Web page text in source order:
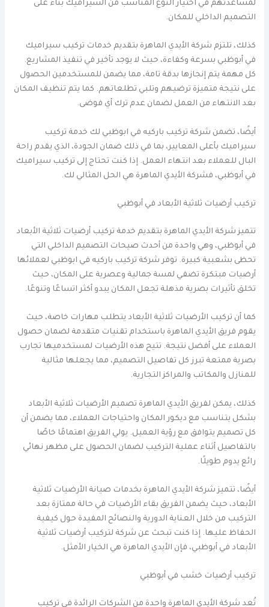
لمساعدتهم في اختيار النوع المناسب من السيراميك بناءً على
التصميم الداخلي للمكان.
كذلك، تلتزم شركة الأيدي الماهرة بتقديم خدمات تركيب سيراميك
في أبوظبي بسرعة وكفاءة، حيث لا يوجد تأخير في تنفيذ المشاريع.
كل مهمة يتم إنجازها بدقة تامة، مما يضمن للمستخدمين الحصول
على نتيجة متميزة ترضيهم وتلبي تطلعاتهم. كما يتم تنظيف المكان
بعد الانتهاء من العمل لضمان عدم ترك أي فوضى.
أيضًا، تضمن شركة تركيب باركيه في ابوظبي لك خدمة تركيب
سيراميك بأعلى المعايير، بما في ذلك ضمان الجودة، الذي يقدم راحة
البال للعملاء بعد انتهاء العمل. إذا كنت تحتاج إلى تركيب سيراميك
في أبوظبي، فشركة الأيدي الماهرة هي الحل المثالي لك.
تركيب أرضيات ثلاثية الأبعاد في أبوظبي
تتميز شركة الأيدي الماهرة بتقديم خدمة تركيب أرضيات ثلاثية الأبعاد
في أبوظبي، وهي واحدة من أحدث صيحات التصميم الداخلي التي
تحظى بشعبية كبيرة. توفر شركة تركيب باركيه في ابوظبي لعملائها
أرضيات مبتكرة تضفي لمسة جمالية وعصرية على المكان، حيث
تخلق تأثيرات بصرية مذهلة تجعل المكان يبدو أكثر اتساعًا وتنوعًا.
كما أن تركيب الأرضيات ثلاثية الأبعاد يتطلب مهارات خاصة، حيث
يقوم فريق الأيدي الماهرة باستخدام تقنيات متقدمة لضمان حصول
العملاء على أفضل نتيجة. تتيح هذه الأرضيات لمستخدميها تجارب
بصرية ممتعة تبرز كل تفاصيل التصميم، مما يجعلها مثالية
للمنازل والمكاتب والمراكز التجارية.
كذلك، يمكن لفريق الأيدي الماهرة تصميم الأرضيات ثلاثية الأبعاد
بشكل يتناسب مع ديكور المكان واحتياجات العملاء، مما يضمن أن
كل تصميم يتوافق مع رؤية العميل. يولي الفريق اهتمامًا خاصًا
بالتفاصيل أثناء عملية التركيب لضمان الحصول على مظهر نهائي
رائع يدوم طويلًا.
أيضًا، تتميز شركة الأيدي الماهرة بخدمات صيانة الأرضيات ثلاثية
الأبعاد، حيث يضمن الفريق بقاء الأرضيات في حالة ممتازة بعد
التركيب من خلال العناية الدورية والنصائح المفيدة حول كيفية
الحفاظ عليها. إذا كنت تبحث عن شركة لتركيب أرضيات ثلاثية
الأبعاد في أبوظبي، فإن الأيدي الماهرة هي الخيار الأمثل.
تركيب أرضيات خشب في أبوظبي
تُعد شركة الأيدي الماهرة واحدة من الشركات الرائدة في تركيب